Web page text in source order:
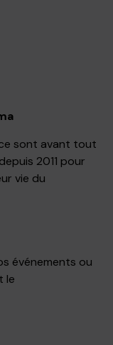
ce sont avant tout
2011 pour
vie du
événements ou
le